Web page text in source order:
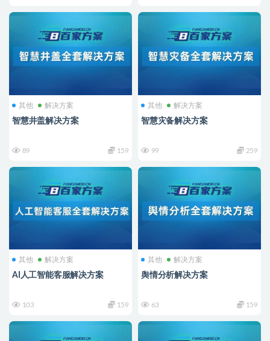
其他 解决方案
智慧井盖解决方案
89 159
其他 解决方案
智慧灾备解决方案
99 259
其他 解决方案
AI人工智能客服解决方案
103 159
其他 解决方案
舆情分析解决方案
63 159